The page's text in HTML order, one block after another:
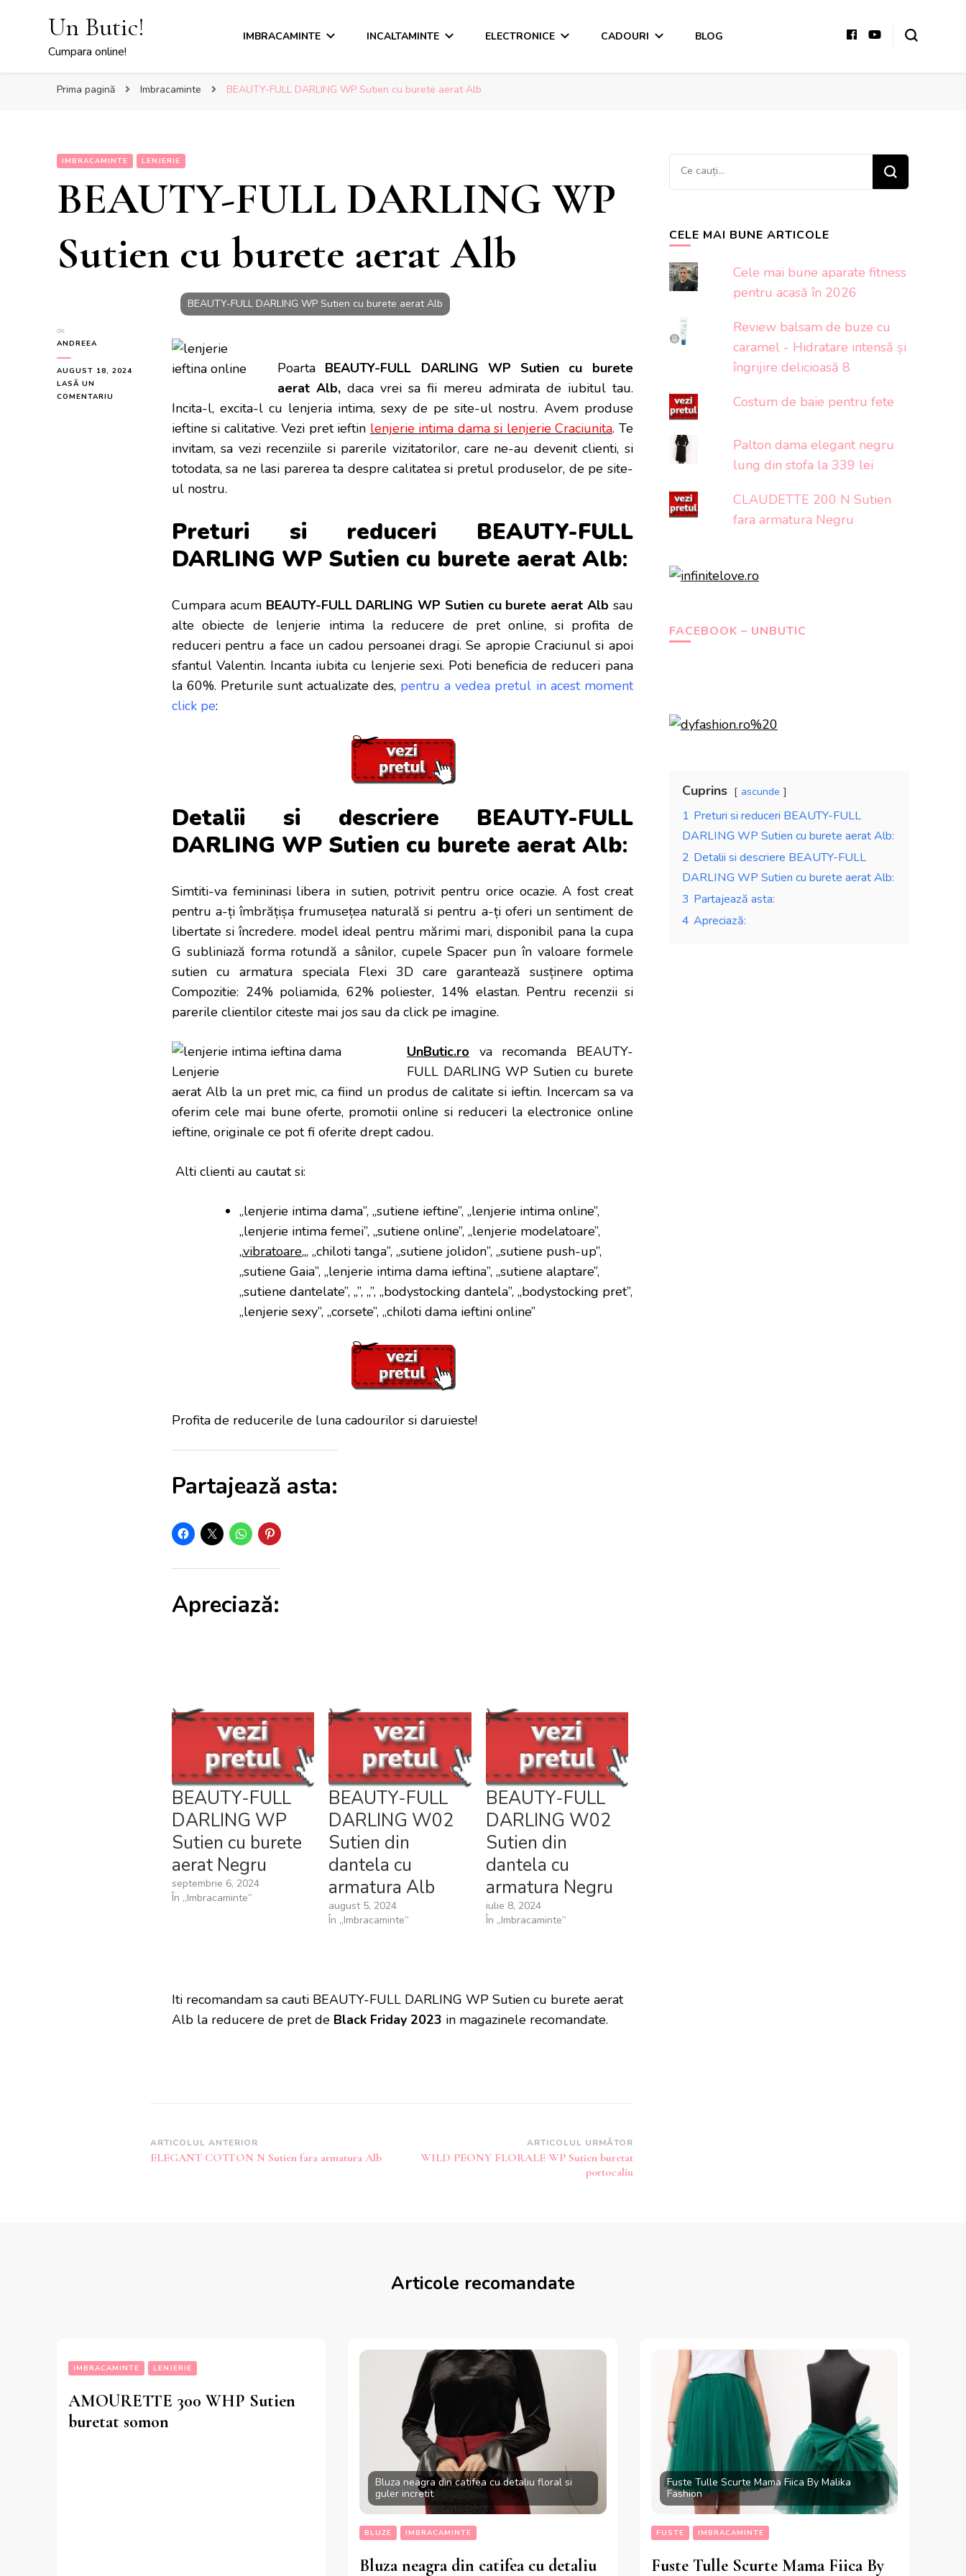
Un Butic!
Cumpara online!
IMBRACAMINTE INCALTAMINTE ELECTRONICE CADOURI BLOG
Prima pagină Imbracaminte BEAUTY-FULL DARLING WP Sutien cu burete aerat Alb
IMBRACAMINTE LENJERIE
BEAUTY-FULL DARLING WP
Sutien cu burete aerat Alb
de
ANDREEA
AUGUST 18, 2024
LASĂ UN
COMENTARIU
BEAUTY-FULL DARLING WP Sutien cu burete aerat Alb
Poarta BEAUTY-FULL DARLING WP Sutien cu burete
aerat Alb,daca vrei sa fii mereu admirata de iubitul tau.
Incita-l, excita-l cu lenjeria intima, sexy de pe site-ul nostru. Avem produse
ieftine si calitative. Vezi pret ieftin lenjerie intima dama si lenjerie Craciunita. Te
invitam, sa vezi recenziile si parerile vizitatorilor, care ne-au devenit clienti, si
totodata, sa ne lasi parerea ta despre calitatea si pretul produselor, de pe site-
ul nostru.
Preturi si reduceri BEAUTY-FULL
DARLING WP Sutien cu burete aerat Alb:
Cumpara acum BEAUTY-FULL DARLING WP Sutien cu burete aerat Alb sau
alte obiecte de lenjerie intima la reducere de pret online, si profita de
reduceri pentru a face un cadou persoanei dragi. Se apropie Craciunul si apoi
sfantul Valentin. Incanta iubita cu lenjerie sexi. Poti beneficia de reduceri pana
la 60%. Preturile sunt actualizate des, pentru a vedea pretul in acest moment
click pe:
Detalii si descriere
BEAUTY-FULL
DARLING WP Sutien cu burete aerat Alb:
Simtiti-va femininasi libera in sutien, potrivit pentru orice ocazie. A fost creat
pentru a-ți îmbrățișa frumusețea naturală si pentru a-ți oferi un sentiment de
libertate si încredere. model ideal pentru mărimi mari, disponibil pana la cupa
G subliniază forma rotundă a sânilor, cupele Spacer pun în valoare formele
sutien cu armatura speciala Flexi 3D care garantează susținere optima
Compozitie: 24% poliamida, 62% poliester, 14% elastan. Pentru recenzii si
parerile clientilor citeste mai jos sau da click pe imagine.
UnButic.ro va recomanda BEAUTY-
FULL DARLING WP Sutien cu burete
aerat Alb la un pret mic, ca fiind un produs de calitate si ieftin. Incercam sa va
oferim cele mai bune oferte, promotii online si reduceri la electronice online
ieftine, originale ce pot fi oferite drept cadou.
Alti clienti au cautat si:
„lenjerie intima dama”, „sutiene ieftine”, „lenjerie intima online”,
„lenjerie intima femei”, „sutiene online”, „lenjerie modelatoare”,
„vibratoare„, „chiloti tanga”, „sutiene jolidon”, „sutiene push-up”,
„sutiene Gaia”, „lenjerie intima dama ieftina”, „sutiene alaptare”,
„sutiene dantelate”, „”, „”, „bodystocking dantela”, „bodystocking pret”,
„lenjerie sexy”, „corsete”, „chiloti dama ieftini online”
Profita de reducerile de luna cadourilor si daruieste!
Partajează asta:
Apreciază:
BEAUTY-FULL
DARLING WP
Sutien cu burete
aerat Negru
septembrie 6, 2024
În „Imbracaminte”
BEAUTY-FULL
DARLING W02
Sutien din
dantela cu
armatura Alb
august 5, 2024
În „Imbracaminte”
BEAUTY-FULL
DARLING W02
Sutien din
dantela cu
armatura Negru
iulie 8, 2024
În „Imbracaminte”
Iti recomandam sa cauti BEAUTY-FULL DARLING WP Sutien cu burete aerat
Alb la reducere de pret de Black Friday 2023 in magazinele recomandate.
Navigare
în
ARTICOLUL ANTERIOR
ELEGANT COTTON N Sutien fara armatura Alb
ARTICOLUL URMĂTOR
WILD PEONY FLORALE WP Sutien buretat
portocaliu
Cauți
ceva?
CELE MAI BUNE ARTICOLE
Cele mai bune aparate fitness
pentru acasă în 2026
Review balsam de buze cu
caramel - Hidratare intensă și
îngrijire delicioasă 8
Costum de baie pentru fete
Palton dama elegant negru
lung din stofa la 339 lei
CLAUDETTE 200 N Sutien
fara armatura Negru
FACEBOOK – UNBUTIC
Cuprins ascunde
1 Preturi si reduceri BEAUTY-FULL
DARLING WP Sutien cu burete aerat Alb:
2 Detalii si descriere BEAUTY-FULL
DARLING WP Sutien cu burete aerat Alb:
3 Partajează asta:
4 Apreciază:
Articole recomandate
IMBRACAMINTE LENJERIE
AMOURETTE 300 WHP Sutien
buretat somon
Bluza neagra din catifea cu detaliu floral si
guler incretit
BLUZE IMBRACAMINTE
Bluza neagra din catifea cu detaliu
Fuste Tulle Scurte Mama Fiica By Malika
Fashion
FUSTE IMBRACAMINTE
Fuste Tulle Scurte Mama Fiica By